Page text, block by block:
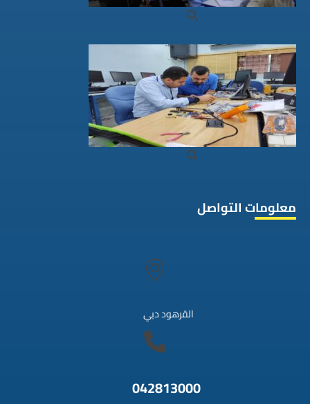
معلومات التواصل
القرهود دبي
042813000